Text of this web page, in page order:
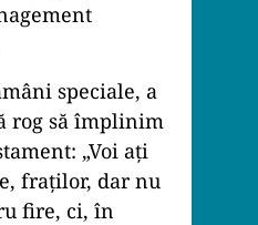
speciale, a
rog să împlinim
„Voi aţi
fraţilor, dar nu
fire, ci, în